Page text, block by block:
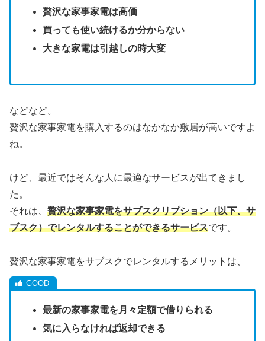
贅沢な家事家電は高価
買っても使い続けるか分からない
大きな家電は引越しの時大変
などなど。
贅沢な家事家電を購入するのはなかなか敷居が高いですよ
ね。
けど、最近ではそんな人に最適なサービスが出てきまし
た。
それは、 贅沢な家事家電をサブスクリプション（以下、サ
ブスク）でレンタルすることができるサービスです。
贅沢な家事家電をサブスクでレンタルするメリットは、
最新の家事家電を月々定額で借りられる
気に入らなければ返却できる